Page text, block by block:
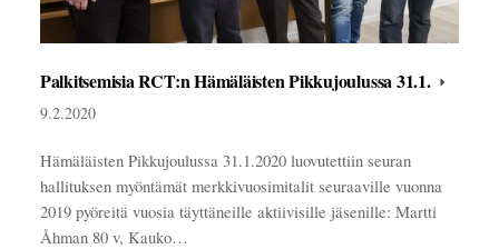
Palkitsemisia RCT:n Hämäläisten Pikkujoulussa 31.1.
9.2.2020
Hämäläisten Pikkujoulussa 31.1.2020 luovutettiin seuran
hallituksen myöntämät merkkivuosimitalit seuraaville vuonna
2019 pyöreitä vuosia täyttäneille aktiivisille jäsenille: Martti
Åhman 80 v, Kauko…